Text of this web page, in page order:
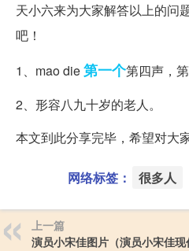
天小六来为大家解答以上的问
吧！
1、mao die第一个第四声，
2、形容八九十岁的老人。
本文到此分享完毕，希望对大
网络标签： 很多人
上一篇
演员小宋佳图片（演员小宋佳现